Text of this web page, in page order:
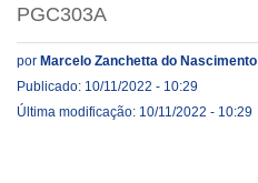
PGC303A
por Marcelo Zanchetta do Nascimento
Publicado: 10/11/2022 - 10:29
Última modificação: 10/11/2022 - 10:29